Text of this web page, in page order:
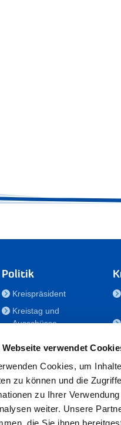
Webseite verwendet
Cookies, um
zu können und die
zu Ihrer
weiter. Unsere
Politik
Kreispräsident
Kreistag und
Ausschüsse
für Menschen mit
Behinderung
Der
Kreisseniorenbeirat
Förderstiftung